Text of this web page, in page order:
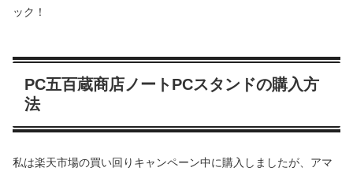
ック！
PC五百蔵商店ノートPCスタンドの購入方
法
私は楽天市場の買い回りキャンペーン中に購入しましたが、アマ